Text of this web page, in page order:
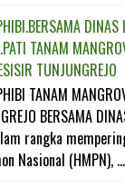
DINAS
TANAM
TUNJUNGREJO
TANAM
BERSAMA
rangka
Nasional (HMPN), ...